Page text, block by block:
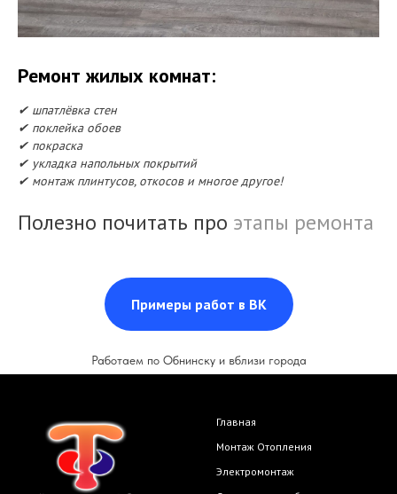
Ремонт жилых комнат:
✔ шпатлёвка стен
✔ поклейка обоев
✔ покраска
✔ укладка напольных покрытий
✔ монтаж плинтусов, откосов и многое другое!
Полезно почитать про этапы ремонта
Примеры работ в ВК
Работаем по Обнинску и вблизи города
Главная
Монтаж Отопления
Электромонтаж